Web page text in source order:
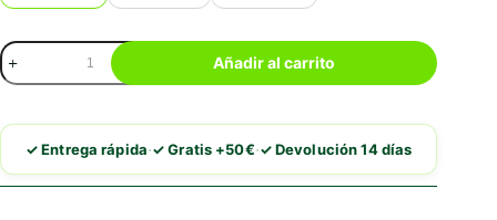
Churu
Dog
Bites
con
Queso
cantidad
Añadir al carrito
✓ Entrega rápida·✓ Gratis +50€·✓ Devolución 14 días